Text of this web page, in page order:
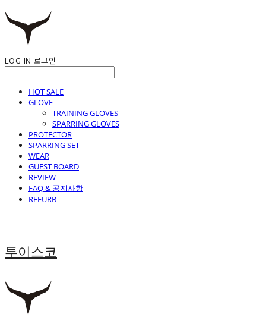
LOG IN 로그인
HOT SALE
GLOVE
TRAINING GLOVES
SPARRING GLOVES
PROTECTOR
SPARRING SET
WEAR
GUEST BOARD
REVIEW
FAQ & 공지사항
REFURB
투이스코